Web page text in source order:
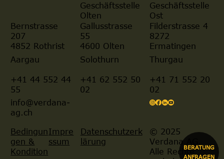
© 2025
Verdana AG.
Alle Rechte
Bernstrasse
207
4852 Rothrist
Geschäftsstelle
Olten
Gallusstrasse
55
4600 Olten
Geschäftsstelle
Ost
Filderstrasse 4
8272
Ermatingen
Aargau
+41 44 552 44
55
Solothurn
+41 62 552 50
02
Thurgau
+41 71 552 20
02
info@verdana-
ag.ch
Bedingun
gen &
Kondition
Datenschutzerk
lärung
Impre
ssum
BERATUNG
ANFRAGEN